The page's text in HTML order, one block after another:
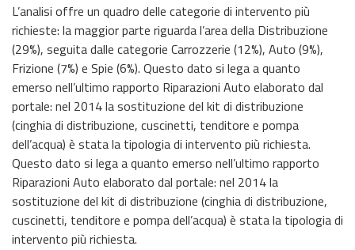
L’analisi offre un quadro delle categorie di intervento più
richieste: la maggior parte riguarda l’area della Distribuzione
(29%), seguita dalle categorie Carrozzerie (12%), Auto (9%),
Frizione (7%) e Spie (6%). Questo dato si lega a quanto
emerso nell’ultimo rapporto Riparazioni Auto elaborato dal
portale: nel 2014 la sostituzione del kit di distribuzione
(cinghia di distribuzione, cuscinetti, tenditore e pompa
dell’acqua) è stata la tipologia di intervento più richiesta.
Questo dato si lega a quanto emerso nell’ultimo rapporto
Riparazioni Auto elaborato dal portale: nel 2014 la
sostituzione del kit di distribuzione (cinghia di distribuzione,
cuscinetti, tenditore e pompa dell’acqua) è stata la tipologia di
intervento più richiesta.